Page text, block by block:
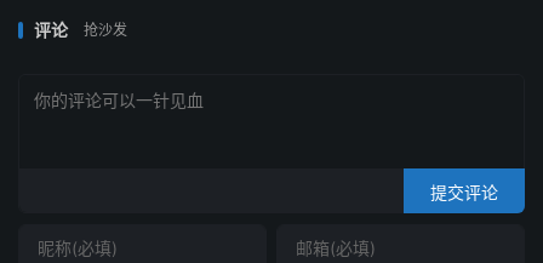
评论 抢沙发
提交评论